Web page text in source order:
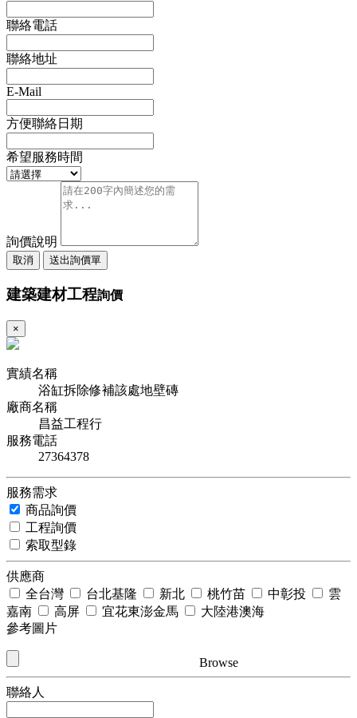
聯絡電話
聯絡地址
E-Mail
方便聯絡日期
希望服務時間
詢價說明
取消 送出詢價單
建築建材工程詢價
×
實績名稱
浴缸拆除修補該處地壁磚
廠商名稱
昌益工程行
服務電話
27364378
服務需求
商品詢價
工程詢價
索取型錄
供應商
全台灣
台北基隆 新北 桃竹苗 中彰投
雲
嘉南
高屏 宜花東澎金馬
大陸港澳海
參考圖片
Browse
聯絡人